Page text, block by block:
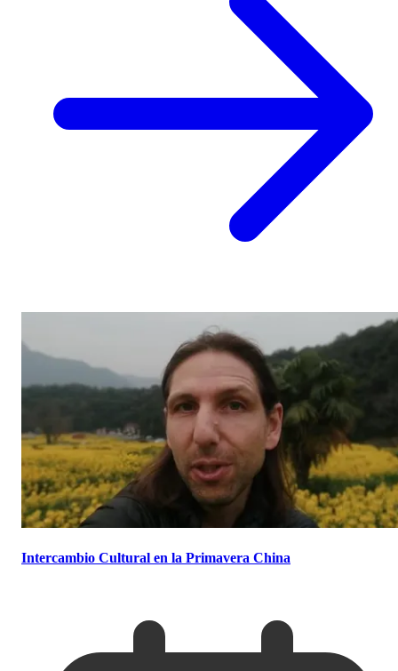
Intercambio Cultural en la Primavera China